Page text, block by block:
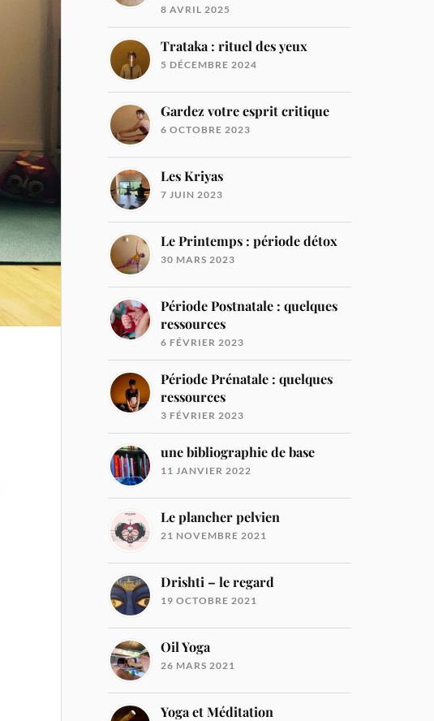
8 AVRIL 2025
Trataka : rituel des yeux
5 DÉCEMBRE 2024
Gardez votre esprit critique
6 OCTOBRE 2023
Les Kriyas
7 JUIN 2023
Le Printemps : période détox
30 MARS 2023
Période Postnatale : quelques
ressources
6 FÉVRIER 2023
Période Prénatale : quelques
ressources
3 FÉVRIER 2023
une bibliographie de base
11 JANVIER 2022
Le plancher pelvien
21 NOVEMBRE 2021
Drishti – le regard
19 OCTOBRE 2021
Oil Yoga
26 MARS 2021
Yoga et Méditation